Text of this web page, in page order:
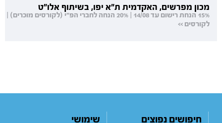
מכון מפרשים, האקדמית ת"א יפו, בשיתוף אלו"ט
15% הנחת רישום עד 14/08 | 20% הנחה לחברי הפ"י (לקורסים מוכרים) |
לקורסים >>
חיפושים נפוצים
שימושי